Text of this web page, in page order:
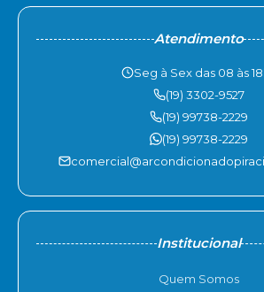
Atendimento
Seg à Sex das 08 às
(19) 3302-9527
(19) 99738-2229
(19) 99738-2229
Institucional
Quem Somos